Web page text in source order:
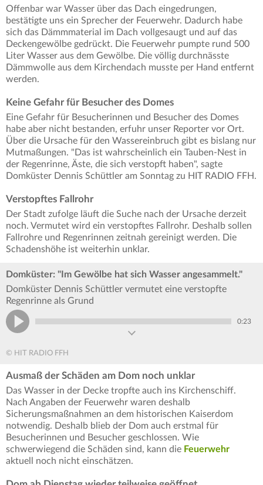
Offenbar war Wasser über das Dach eingedrungen,
bestätigte uns ein Sprecher der Feuerwehr. Dadurch habe
sich das Dämmmaterial im Dach vollgesaugt und auf das
Deckengewölbe gedrückt. Die Feuerwehr pumpte rund 500
Liter Wasser aus dem Gewölbe. Die völlig durchnässte
Dämmwolle aus dem Kirchendach musste per Hand entfernt
werden.
Keine Gefahr für Besucher des Domes
Eine Gefahr für Besucherinnen und Besucher des Domes
habe aber nicht bestanden, erfuhr unser Reporter vor Ort.
Über die Ursache für den Wassereinbruch gibt es bislang nur
Mutmaßungen. "Das ist wahrscheinlich ein Tauben-Nest in
der Regenrinne, Äste, die sich verstopft haben", sagte
Domküster Dennis Schüttler am Sonntag zu HIT RADIO FFH.
Verstopftes Fallrohr
Der Stadt zufolge läuft die Suche nach der Ursache derzeit
noch. Vermutet wird ein verstopftes Fallrohr. Deshalb sollen
Fallrohre und Regenrinnen zeitnah gereinigt werden. Die
Schadenshöhe ist weiterhin unklar.
Domküster: "Im Gewölbe hat sich Wasser angesammelt."
Domküster Dennis Schüttler vermutet eine verstopfte
Regenrinne als Grund
0:23
© HIT RADIO FFH
Ausmaß der Schäden am Dom noch unklar
Das Wasser in der Decke tropfte auch ins Kirchenschiff.
Nach Angaben der Feuerwehr waren deshalb
Sicherungsmaßnahmen an dem historischen Kaiserdom
notwendig. Deshalb blieb der Dom auch erstmal für
Besucherinnen und Besucher geschlossen. Wie
schwerwiegend die Schäden sind, kann die Feuerwehr
aktuell noch nicht einschätzen.